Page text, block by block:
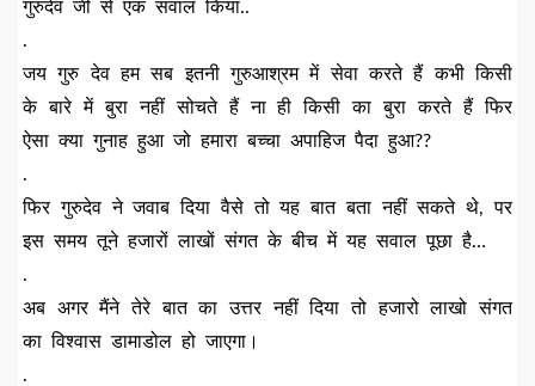
गुरुदेव जी से एक सवाल किया..
.
जय गुरु देव हम सब इतनी गुरुआश्रम में सेवा करते हैं कभी किसी
के बारे में बुरा नहीं सोचते हैं ना ही किसी का बुरा करते हैं फिर
ऐसा क्या गुनाह हुआ जो हमारा बच्चा अपाहिज पैदा हुआ??
.
फिर गुरुदेव ने जवाब दिया वैसे तो यह बात बता नहीं सकते थे, पर
इस समय तूने हजारों लाखों संगत के बीच में यह सवाल पूछा है…
.
अब अगर मैंने तेरे बात का उत्तर नहीं दिया तो हजारो लाखो संगत
का विश्वास डामाडोल हो जाएगा।
.